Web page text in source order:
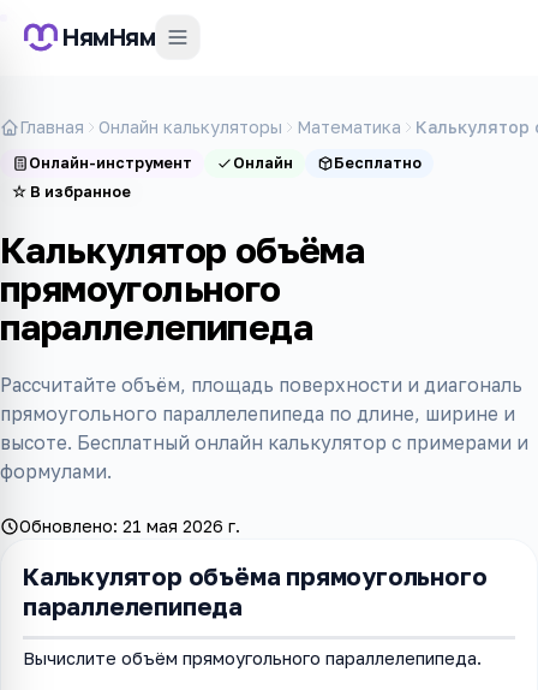
НямНям
Главная Онлайн калькуляторы Математика Калькулятор
Онлайн-инструмент Онлайн
Бесплатно
☆ В избранное
Калькулятор объёма
прямоугольного
параллелепипеда
Рассчитайте объём, площадь поверхности и диагональ
прямоугольного параллелепипеда по длине, ширине и
высоте. Бесплатный онлайн калькулятор с примерами и
формулами.
Обновлено: 21 мая 2026 г.
Калькулятор объёма прямоугольного
параллелепипеда
Вычислите объём прямоугольного параллелепипеда.